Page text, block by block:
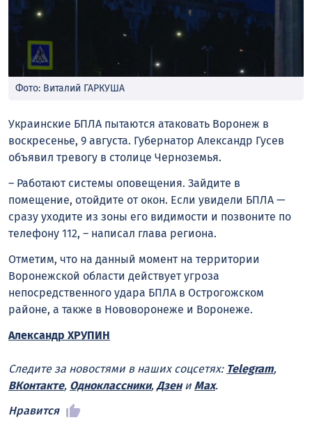
Фото: Виталий ГАРКУША
Украинские БПЛА пытаются атаковать Воронеж в
воскресенье, 9 августа. Губернатор Александр Гусев
объявил тревогу в столице Черноземья.
– Работают системы оповещения. Зайдите в
помещение, отойдите от окон. Если увидели БПЛА —
сразу уходите из зоны его видимости и позвоните по
телефону 112, – написал глава региона.
Отметим, что на данный момент на территории
Воронежской области действует угроза
непосредственного удара БПЛА в Острогожском
районе, а также в Нововоронеже и Воронеже.
Александр ХРУПИН
Следите за новостями в наших соцсетях: Telegram,
ВКонтакте, Одноклассники, Дзени Max.
Нравится